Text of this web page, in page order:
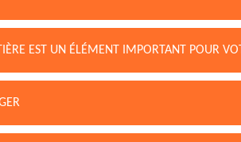
EST UN ÉLÉMENT IMPORTANT POUR